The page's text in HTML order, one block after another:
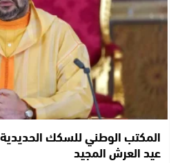
المكتب الوطني للسكك
عيد العرش المجيد